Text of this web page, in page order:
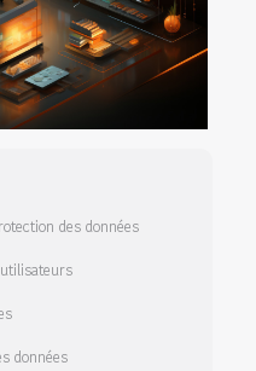
des données
données